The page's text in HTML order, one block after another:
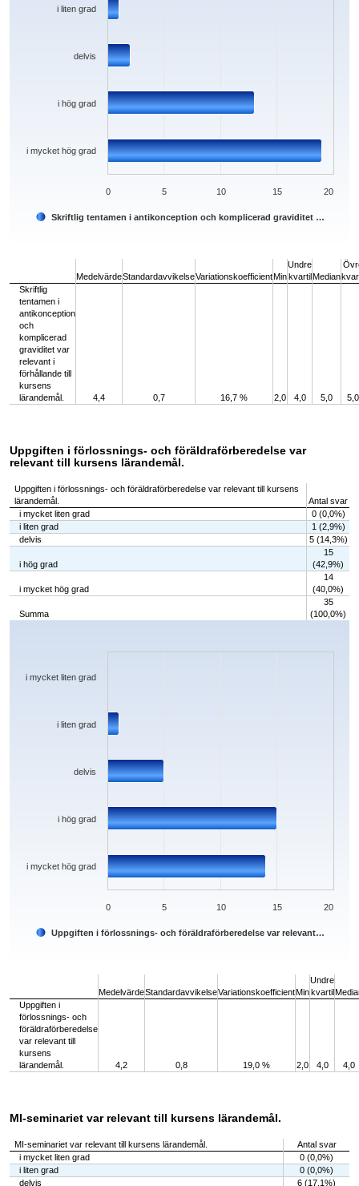
Skriftlig tentamen i antikonception och komplicerad graviditet …
i mycket hög grad
i hög grad
delvis
i liten grad
0 5 10 15 20
MedelvärdeStandardavvikelseVariationskoefficientMin
Undre
kvartilMedian
Skriftlig
tentamen i
antikonception
och
komplicerad
graviditet var
relevant i
förhållande till
kursens
lärandemål.
4,4 0,7 16,7 % 2,0 4,0 5,0 5,0
Uppgiften i förlossnings- och föräldraförberedelse var
relevant till kursens lärandemål.
Uppgiften i förlossnings- och föräldraförberedelse var relevant till kursens
lärandemål.
Antal svar
i mycket liten grad
0 (0,0%)
i liten grad
1 (2,9%)
delvis
5 (14,3%)
i hög grad
15
(42,9%)
i mycket hög grad
14
(40,0%)
Summa
35
(100,0%)
Chart
The chart has 1 X axis displaying categories.
Uppgiften i förlossnings- och föräldraförberedelse var relevant…
i mycket hög grad
i hög grad
delvis
i liten grad
i mycket liten grad
0 10
5 15 20
MedelvärdeStandardavvikelseVariationskoefficientMin
Undre
kvartil
Uppgiften i
förlossnings- och
föräldraförberedelse
var relevant till
kursens
lärandemål.
4,2 0,8 19,0 % 2,0 4,0 4,0
MI-seminariet var relevant till kursens lärandemål.
MI-seminariet var relevant till kursens lärandemål.
Antal svar
i mycket liten grad
0 (0,0%)
i liten grad
0 (0,0%)
delvis
6 (17,1%)